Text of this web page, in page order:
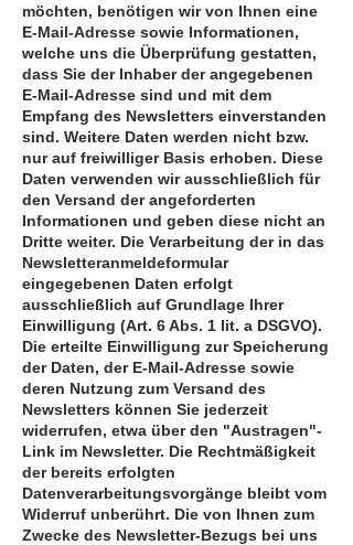
möchten, benötigen wir von Ihnen eine
E-Mail-Adresse sowie Informationen,
welche uns die Überprüfung gestatten,
dass Sie der Inhaber der angegebenen
E-Mail-Adresse sind und mit dem
Empfang des Newsletters einverstanden
sind. Weitere Daten werden nicht bzw.
nur auf freiwilliger Basis erhoben. Diese
Daten verwenden wir ausschließlich für
den Versand der angeforderten
Informationen und geben diese nicht an
Dritte weiter. Die Verarbeitung der in das
Newsletteranmeldeformular
eingegebenen Daten erfolgt
ausschließlich auf Grundlage Ihrer
Einwilligung (Art. 6 Abs. 1 lit. a DSGVO).
Die erteilte Einwilligung zur Speicherung
der Daten, der E-Mail-Adresse sowie
deren Nutzung zum Versand des
Newsletters können Sie jederzeit
widerrufen, etwa über den "Austragen"-
Link im Newsletter. Die Rechtmäßigkeit
der bereits erfolgten
Datenverarbeitungsvorgänge bleibt vom
Widerruf unberührt. Die von Ihnen zum
Zwecke des Newsletter-Bezugs bei uns